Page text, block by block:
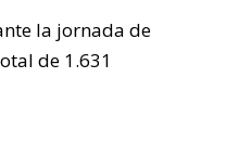
la jornada de
de 1.631